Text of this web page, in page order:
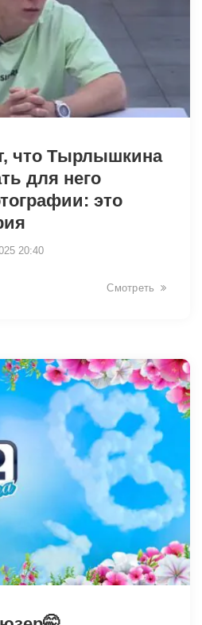
что Тырлышкина
для него
это
20:40
Смотреть